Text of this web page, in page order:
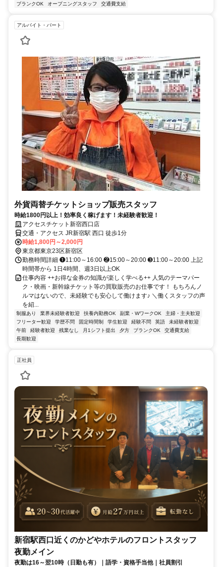
ブランクOK
オープニングスタッフ 交通費支給
アルバイト・パート
外貨両替チケットショップ販売スタッフ
時給1800円以上！効率良く稼げます！未経験者歓迎！
アクセスチケット新宿西口店
交通・アクセス JR新宿駅 西口 徒歩1分
時給1,800円～2,000円
東京都東京23区新宿区
勤務時間詳細 ❶11:00～16:00 ❷15:00～20:00 ➌11:00～20:00 上記
時間帯から 1日4時間、週3日以上OK
仕事内容 ++お得な金券の知識が楽しく学べる++ 人気のテーマパー
ク・映画・新幹線チケット等の買取販売のお仕事です！ もちろんノ
ルマはないので、未経験でも安心して働けます♪ ＼働くスタッフの声
を紹...
制服あり 業界未経験者歓迎 扶養内勤務OK 副業・WワークOK
主婦・主夫歓迎
フリーター歓迎
学歴不問 固定時間制 学生歓迎 経験不問 英語
未経験者歓迎
午前
経験者歓迎 残業なし 月1シフト提出 夕方 ブランクOK
交通費支給
長期歓迎
正社員
新宿駅西口近くのかどやホテルのフロントスタッフ
夜勤メイン
夜勤は16～翌10時（日勤も有）｜語学・資格手当他｜社員割引